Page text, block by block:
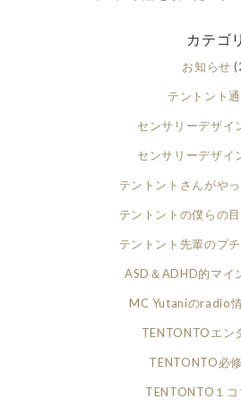
カテゴ
お知らせ
テントント
センサリーデザイ
センサリーデザイ
テントントさんがや
テントントの僕らの
テントント先輩のプ
ASD＆ADHD的マイ
MC Yutaniのradio
TENTONTOエン
TENTONTO必
TENTONTO１